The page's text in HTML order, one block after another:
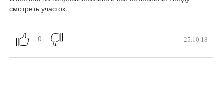
смотреть участок.
25.10.18